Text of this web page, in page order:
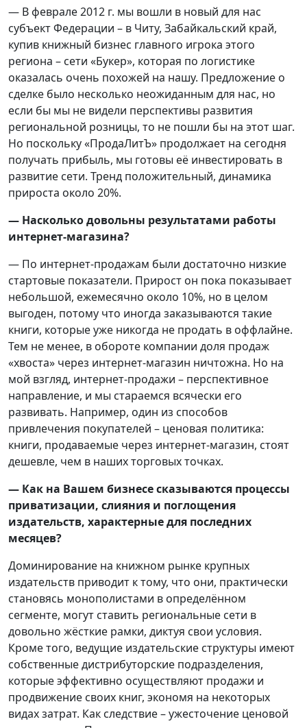
— В феврале 2012 г. мы вошли в новый для нас
субъект Федерации – в Читу, Забайкальский край,
купив книжный бизнес главного игрока этого
региона – сети «Букер», которая по логистике
оказалась очень похожей на нашу. Предложение о
сделке было несколько неожиданным для нас, но
если бы мы не видели перспективы развития
региональной розницы, то не пошли бы на этот шаг.
Но поскольку «ПродаЛитЪ» продолжает на сегодня
получать прибыль, мы готовы её инвестировать в
развитие сети. Тренд положительный, динамика
прироста около 20%.
— Насколько довольны результатами работы
интернет-магазина?
— По интернет-продажам были достаточно низкие
стартовые показатели. Прирост он пока показывает
небольшой, ежемесячно около 10%, но в целом
выгоден, потому что иногда заказываются такие
книги, которые уже никогда не продать в оффлайне.
Тем не менее, в обороте компании доля продаж
«хвоста» через интернет-магазин ничтожна. Но на
мой взгляд, интернет-продажи – перспективное
направление, и мы стараемся всячески его
развивать. Например, один из способов
привлечения покупателей – ценовая политика:
книги, продаваемые через интернет-магазин, стоят
дешевле, чем в наших торговых точках.
— Как на Вашем бизнесе сказываются процессы
приватизации, слияния и поглощения
издательств, характерные для последних
месяцев?
Доминирование на книжном рынке крупных
издательств приводит к тому, что они, практически
становясь монополистами в определённом
сегменте, могут ставить региональные сети в
довольно жёсткие рамки, диктуя свои условия.
Кроме того, ведущие издательские структуры имеют
собственные дистрибуторские подразделения,
которые эффективно осуществляют продажи и
продвижение своих книг, экономя на некоторых
видах затрат. Как следствие – ужесточение ценовой